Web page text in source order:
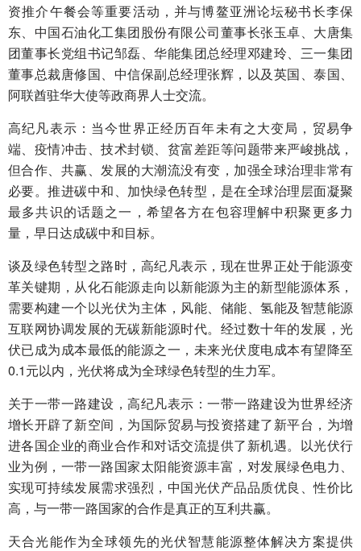
资推介午餐会等重要活动，并与博鳌亚洲论坛秘书长李保
东、中国石油化工集团股份有限公司董事长张玉卓、大唐集
团董事长党组书记邹磊、华能集团总经理邓建玲、三一集团
董事总裁唐修国、中信保副总经理张辉，以及英国、泰国、
阿联酋驻华大使等政商界人士交流。
高纪凡表示：当今世界正经历百年未有之大变局，贸易争
端、疫情冲击、技术封锁、贫富差距等问题带来严峻挑战，
但合作、共赢、发展的大潮流没有变，加强全球治理非常有
必要。推进碳中和、加快绿色转型，是在全球治理层面凝聚
最多共识的话题之一，希望各方在包容理解中积聚更多力
量，早日达成碳中和目标。
谈及绿色转型之路时，高纪凡表示，现在世界正处于能源变
革关键期，从化石能源走向以新能源为主的新型能源体系，
需要构建一个以光伏为主体，风能、储能、氢能及智慧能源
互联网协调发展的无碳新能源时代。经过数十年的发展，光
伏已成为成本最低的能源之一，未来光伏度电成本有望降至
0.1元以内，光伏将成为全球绿色转型的生力军。
关于一带一路建设，高纪凡表示：一带一路建设为世界经济
增长开辟了新空间，为国际贸易与投资搭建了新平台，为增
进各国企业的商业合作和对话交流提供了新机遇。以光伏行
业为例，一带一路国家太阳能资源丰富，对发展绿色电力、
实现可持续发展需求强烈，中国光伏产品品质优良、性价比
高，与一带一路国家的合作是真正的互利共赢。
天合光能作为全球领先的光伏智慧能源整体解决方案提供